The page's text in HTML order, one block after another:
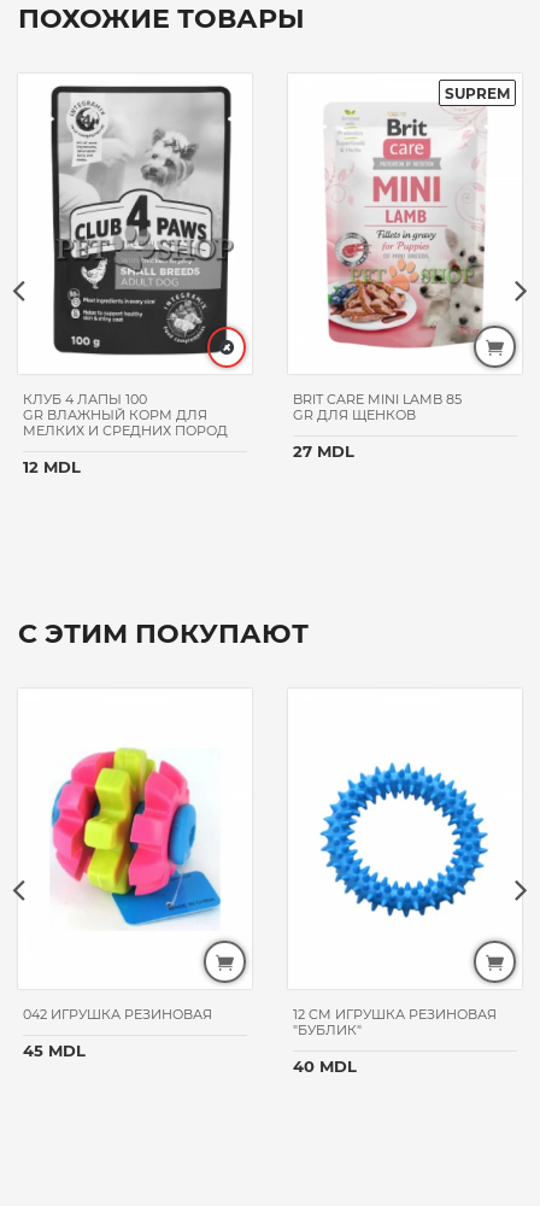
ПОХОЖИЕ ТОВАРЫ
КЛУБ 4 ЛАПЫ 100
GR ВЛАЖНЫЙ КОРМ ДЛЯ
МЕЛКИХ И СРЕДНИХ ПОРОД
12 MDL
BRIT CARE MINI LAMB 85
GR ДЛЯ ЩЕНКОВ
27 MDL
С ЭТИМ ПОКУПАЮТ
042 ИГРУШКА РЕЗИНОВАЯ
45 MDL
12 CM ИГРУШКА РЕЗИНОВАЯ
"БУБЛИК"
40 MDL